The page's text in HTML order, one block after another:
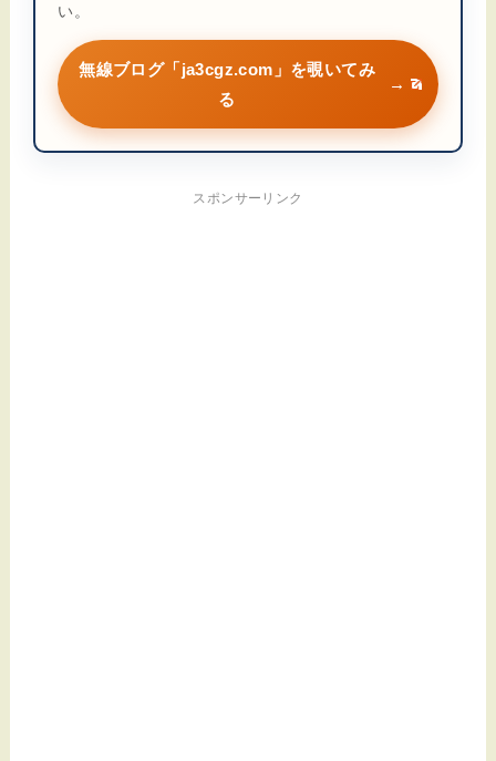
い。
無線ブログ「ja3cgz.com」を覗いてみ
る
→
スポンサーリンク